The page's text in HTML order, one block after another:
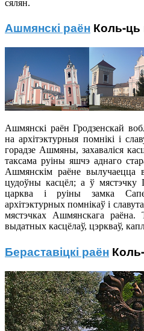
сялян.
Ашмянскі раён Коль-
Ашмянскі раён Гродзенскай
на архітэктурныя помнікі і
горадзе Ашмяны, захаваліся
таксама руіны яшчэ аднаго
Ашмянскім раёне вылучаецца
цудоўны касцёл; а ў мястэчку
царква і руіны замка
архітэктурных помнікаў і
мястэчках Ашмянскага раёна.
выдатных касцёлаў, цэркваў,
Бераставіцкі раён